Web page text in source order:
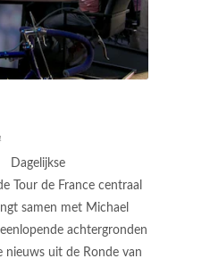
Dagelijkse
Tour de France centraal
samen met Michael
achtergronden
nieuws uit de Ronde van